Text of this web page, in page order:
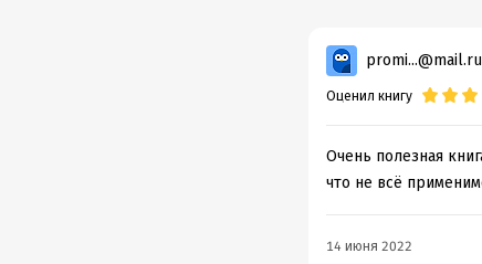
promi...@mail.ru
Оценил книгу
Очень полезная
что не всё
14 июня 2022